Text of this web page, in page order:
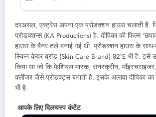
दरअसल, एक्ट्रेस अपना एक प्रोडक्शन हाउस चलाती हैं.
प्रोडक्शन्स (KA Productions) है. दीपिका की फिल्म
हाउस के बैनर तले बनाई गई थी. प्रोडक्शन हाउस के साथ-
स्किन केयर ब्रांड (Skin Care Brand) 82°E भी है. इसे
किया था जो कि फेशियल मास्क, सनस्क्रीन,
क्लींजर जैसे प्रोडक्ट्स बनाती है. इसके अलावा दीपिका का
भी है.